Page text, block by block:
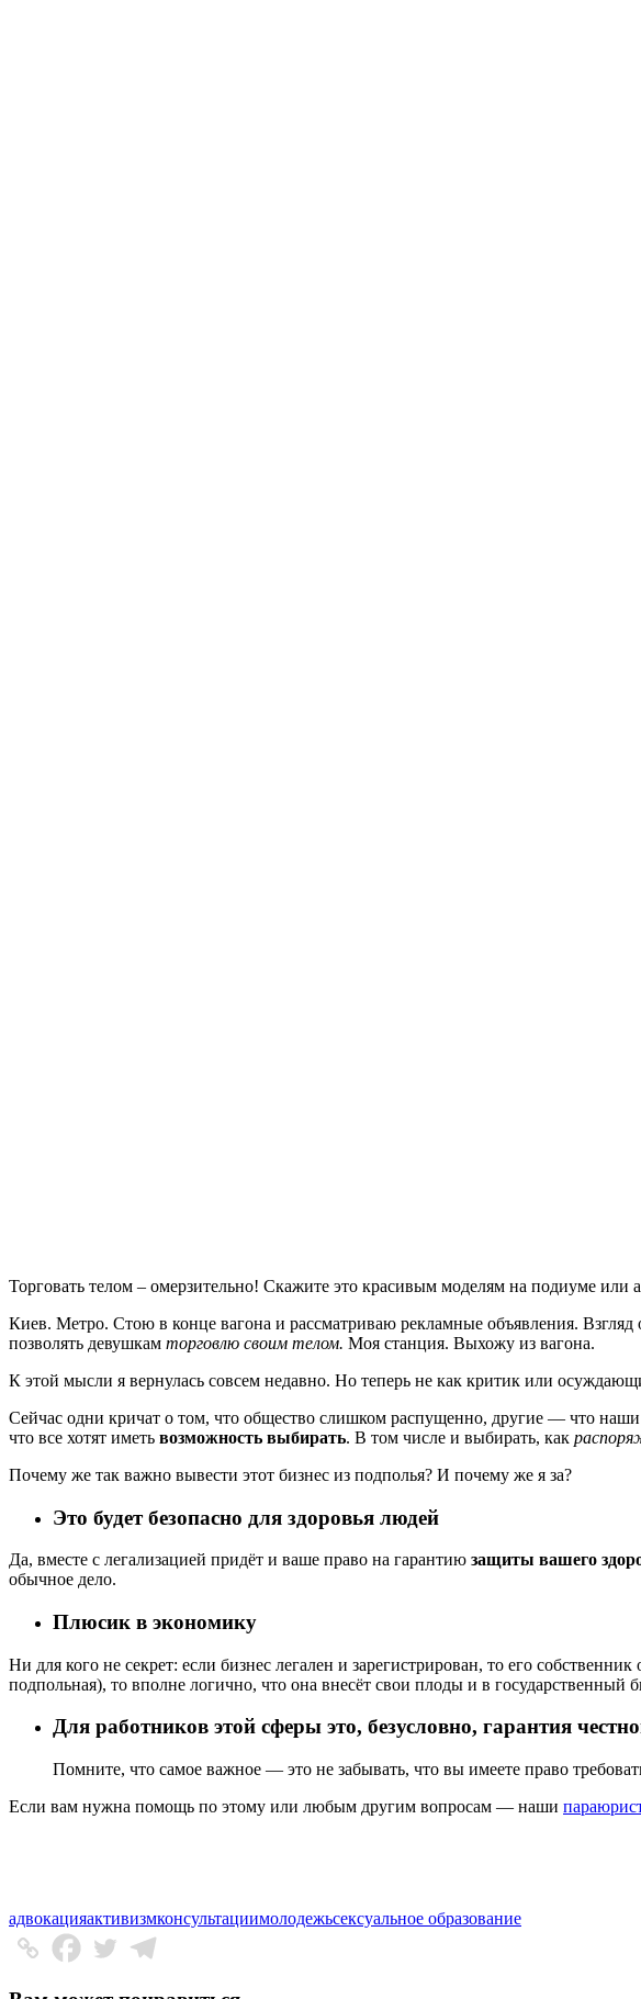
Торговать телом – омерзительно! Скажите это красивым моделям на подиуме или
Киев. Метро. Стою в конце вагона и рассматриваю рекламные объявления.
позволять девушкам торговлю своим телом. Моя станция. Выхожу из вагона.
К этой мысли я вернулась совсем недавно. Но теперь не как критик или
Сейчас одни кричат о том, что общество слишком распущенно, другие — что
что все хотят иметь возможность выбирать. В том числе и выбирать, как
Почему же так важно вывести этот бизнес из подполья? И почему же я за?
Это будет безопасно для здоровья людей
Да, вместе с легализацией придёт и ваше право на гарантию защиты вашего
обычное дело.
Плюсик в экономику
Ни для кого не секрет: если бизнес легален и зарегистрирован, то его собственник
подпольная), то вполне логично, что она внесёт свои плоды и в государственный
Для работников этой сферы это, безусловно, гарантия
Помните, что самое важное — это не забывать, что вы имеете право
Если вам нужна помощь по этому или любым другим вопросам — наши
адвокацияактивизмконсультациимолодежьсексуальное образование